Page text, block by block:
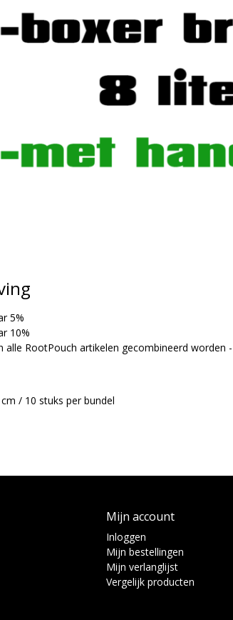
5%
10%
RootPouch artikelen gecombineerd worden -
/ 10 stuks per bundel
Mijn account
Inloggen
Mijn bestellingen
Mijn verlanglijst
Vergelijk producten